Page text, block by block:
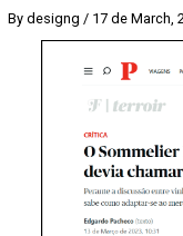
By designg / 17 de March,